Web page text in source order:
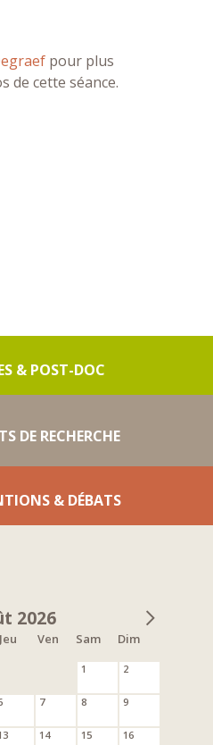
pour plus
de cette séance.
& POST-DOC
DE RECHERCHE
& DÉBATS
2026
Jeu Ven Sam Dim
1 2
7 8 9
14 15 16